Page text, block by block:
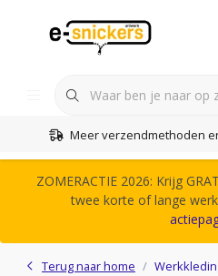
Meer verzendmethoden
ZOMERACTIE 2026: Krijg
twee korte of lange
Terug naar home